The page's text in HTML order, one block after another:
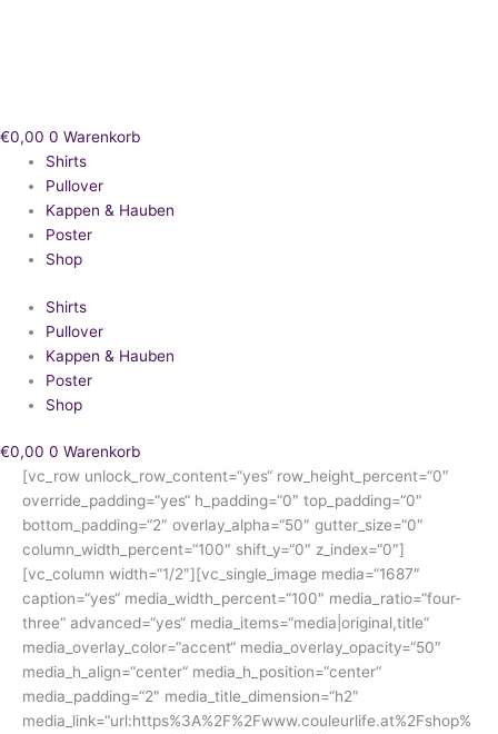
€0,00 0 Warenkorb
Shirts
Pullover
Kappen & Hauben
Poster
Shop
Shirts
Pullover
Kappen & Hauben
Poster
Shop
€0,00 0 Warenkorb
[vc_row unlock_row_content=“yes“ row_height_percent=“0″
override_padding=“yes“ h_padding=“0″ top_padding=“0″
bottom_padding=“2″ overlay_alpha=“50″ gutter_size=“0″
column_width_percent=“100″ shift_y=“0″ z_index=“0″]
[vc_column width=“1/2″][vc_single_image media=“1687″
caption=“yes“ media_width_percent=“100″ media_ratio=“four-
three“ advanced=“yes“ media_items=“media|original,title“
media_overlay_color=“accent“ media_overlay_opacity=“50″
media_h_align=“center“ media_h_position=“center“
media_padding=“2″ media_title_dimension=“h2″
media_link=“url:https%3A%2F%2Fwww.couleurlife.at%2Fshop%